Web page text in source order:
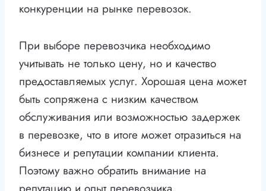
конкуренции на рынке перевозок.
При выборе перевозчика необходимо
учитывать не только цену, но и качество
предоставляемых услуг. Хорошая цена может
быть сопряжена с низким качеством
обслуживания или возможностью задержек
в перевозке, что в итоге может отразиться на
бизнесе и репутации компании клиента.
Поэтому важно обратить внимание на